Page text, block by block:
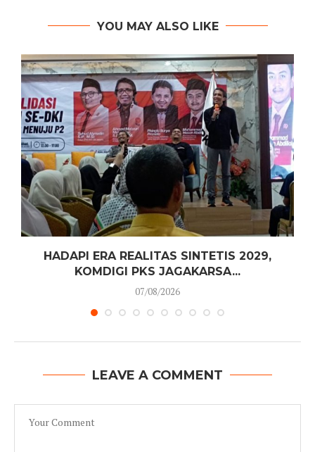
YOU MAY ALSO LIKE
HADAPI ERA REALITAS SINTETIS 2029,
KOMDIGI PKS JAGAKARSA...
07/08/2026
LEAVE A COMMENT